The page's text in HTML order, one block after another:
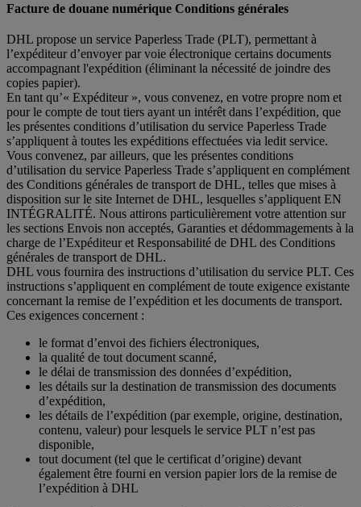
Facture de douane numérique Conditions générales
DHL propose un service Paperless Trade (PLT), permettant à
l’expéditeur d’envoyer par voie électronique certains documents
accompagnant l'expédition (éliminant la nécessité de joindre des
copies papier).
En tant qu’« Expéditeur », vous convenez, en votre propre nom et
pour le compte de tout tiers ayant un intérêt dans l’expédition, que
les présentes conditions d’utilisation du service Paperless Trade
s’appliquent à toutes les expéditions effectuées via ledit service.
Vous convenez, par ailleurs, que les présentes conditions
d’utilisation du service Paperless Trade s’appliquent en complément
des Conditions générales de transport de DHL, telles que mises à
disposition sur le site Internet de DHL, lesquelles s’appliquent EN
INTÉGRALITÉ. Nous attirons particulièrement votre attention sur
les sections Envois non acceptés, Garanties et dédommagements à la
charge de l’Expéditeur et Responsabilité de DHL des Conditions
générales de transport de DHL.
DHL vous fournira des instructions d’utilisation du service PLT. Ces
instructions s’appliquent en complément de toute exigence existante
concernant la remise de l’expédition et les documents de transport.
Ces exigences concernent :
le format d’envoi des fichiers électroniques,
la qualité de tout document scanné,
le délai de transmission des données d’expédition,
les détails sur la destination de transmission des documents
d’expédition,
les détails de l’expédition (par exemple, origine, destination,
contenu, valeur) pour lesquels le service PLT n’est pas
disponible,
tout document (tel que le certificat d’origine) devant
également être fourni en version papier lors de la remise de
l’expédition à DHL